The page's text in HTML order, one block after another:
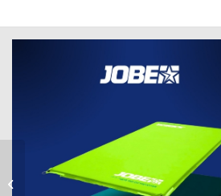
strumenti per la nautica a Cassano